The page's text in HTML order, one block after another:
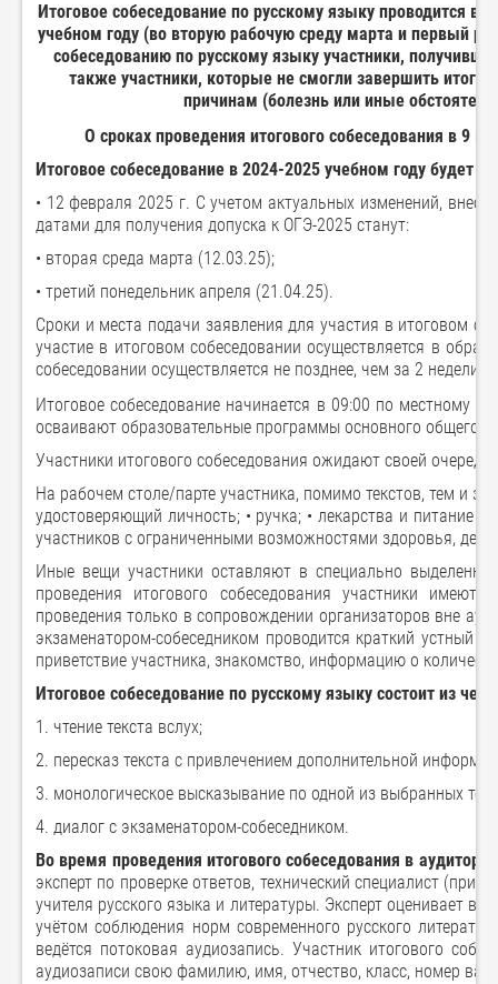
Итоговое собеседование по русскому языку проводится
учебном году (во вторую рабочую среду марта и первый
собеседованию по русскому языку участники,
также участники, которые не смогли завершить
причинам (болезнь или иные
О сроках проведения итогового собеседования в 9
Итоговое собеседование в 2024-2025 учебном году будет
• 12 февраля 2025 г. С учетом актуальных изменений,
датами для получения допуска к ОГЭ-2025 станут:
• вторая среда марта (12.03.25);
• третий понедельник апреля (21.04.25).
Сроки и места подачи заявления для участия в итоговом
участие в итоговом собеседовании осуществляется в
собеседовании осуществляется не позднее, чем за 2 недели
Итоговое собеседование начинается в 09:00 по местному
осваивают образовательные программы основного общего
Участники итогового собеседования ожидают своей
На рабочем столе/парте участника, помимо текстов, тем и
удостоверяющий личность; • ручка; • лекарства и питание
участников с ограниченными возможностями здоровья,
Иные вещи участники оставляют в специально
проведения итогового собеседования участники
проведения только в сопровождении организаторов вне
экзаменатором-собеседником проводится краткий устный
приветствие участника, знакомство, информацию о
Итоговое собеседование по русскому языку состоит из
1. чтение текста вслух;
2. пересказ текста с привлечением дополнительной
3. монологическое высказывание по одной из выбранных тем;
4. диалог с экзаменатором-собеседником.
Во время проведения итогового собеседования в
эксперт по проверке ответов, технический специалист (при
учителя русского языка и литературы. Эксперт оценивает
учётом соблюдения норм современного русского
ведётся потоковая аудиозапись. Участник итогового
аудиозаписи свою фамилию, имя, отчество, класс, номер